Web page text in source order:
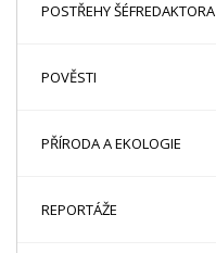
POSTŘEHY ŠÉFREDAKTORA
POVĚSTI
PŘÍRODA A EKOLOGIE
REPORTÁŽE